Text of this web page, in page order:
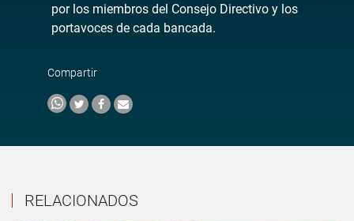
por los miembros del Consejo Directivo y los
portavoces de cada bancada.
Compartir
RELACIONADOS